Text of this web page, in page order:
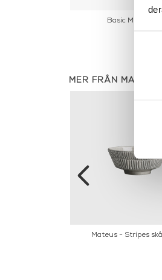
Basic Mugg 60
MER FRÅN MATEUS
Mateus - Stripes